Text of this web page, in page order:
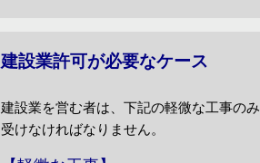
建設業許可が必要なケース
建設業を営む者は、下記の軽微な工事の
受けなければなりません。